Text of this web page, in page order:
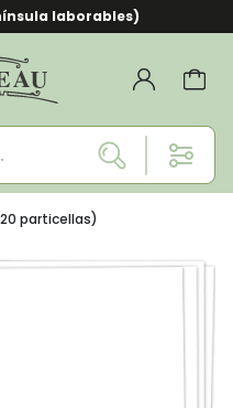
laborables)
particellas)